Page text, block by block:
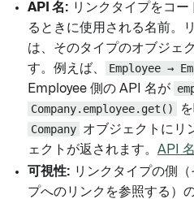
API 名: リンクタイプをコ
るときに使用される名前。
は、そのタイプのオブジェ
す。例えば、
Employee →
Employee 側の API 名が
Company.employee.get()
Company オブジェクトにリ
ェクトが返されます。 API 名
可視性: リンクタイプの側
プへのリンクを参照する）